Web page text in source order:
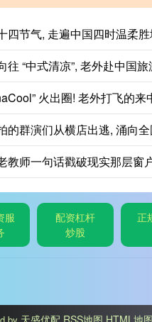
四节气, 走遍中国四时温柔
服
配资杠杆
炒股
正
天盛优配 RSS地图 HTML地图